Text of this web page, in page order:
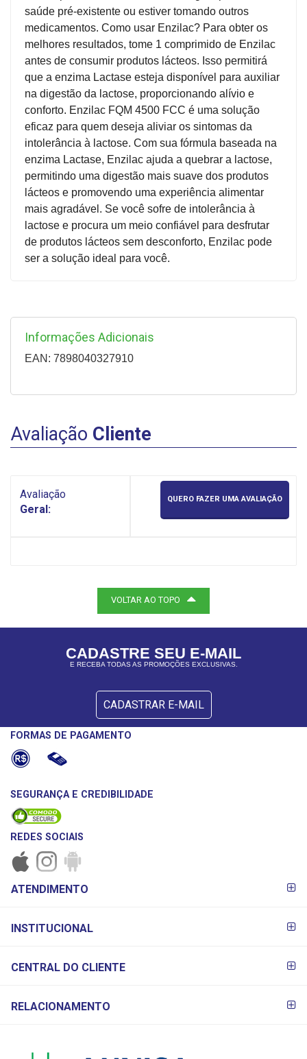
saúde pré-existente ou estiver tomando outros
medicamentos. Como usar Enzilac? Para obter os
melhores resultados, tome 1 comprimido de Enzilac
antes de consumir produtos lácteos. Isso permitirá
que a enzima Lactase esteja disponível para auxiliar
na digestão da lactose, proporcionando alívio e
conforto. Enzilac FQM 4500 FCC é uma solução
eficaz para quem deseja aliviar os sintomas da
intolerância à lactose. Com sua fórmula baseada na
enzima Lactase, Enzilac ajuda a quebrar a lactose,
permitindo uma digestão mais suave dos produtos
lácteos e promovendo uma experiência alimentar
mais agradável. Se você sofre de intolerância à
lactose e procura um meio confiável para desfrutar
de produtos lácteos sem desconforto, Enzilac pode
ser a solução ideal para você.
Informações Adicionais
EAN: 7898040327910
Avaliação Cliente
Avaliação
Geral:
QUERO FAZER UMA AVALIAÇÃO
VOLTAR AO TOPO
CADASTRE SEU E-MAIL
E RECEBA TODAS AS PROMOÇÕES EXCLUSIVAS.
CADASTRAR E-MAIL
FORMAS DE PAGAMENTO
SEGURANÇA E CREDIBILIDADE
REDES SOCIAIS
PAGAMENTO
ATENDIMENTO
INSTITUCIONAL
CENTRAL DO CLIENTE
RELACIONAMENTO